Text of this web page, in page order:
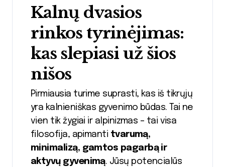
Kalnų dvasios
rinkos tyrinėjimas:
kas slepiasi už šios
nišos
Pirmiausia turime suprasti, kas iš tikrųjų
yra kalnieniškas gyvenimo būdas. Tai ne
vien tik žygiai ir alpinizmas – tai visa
filosofija, apimanti tvarumą,
minimalizą, gamtos pagarbą ir
aktyvų gyvenimą. Jūsų potencialūs